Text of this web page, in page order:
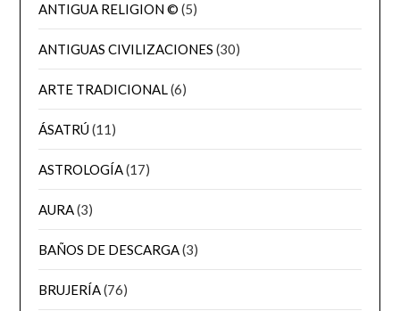
ANTIGUA RELIGION © (5)
ANTIGUAS CIVILIZACIONES (30)
ARTE TRADICIONAL(6)
ÁSATRÚ(11)
ASTROLOGÍA(17)
AURA(3)
BAÑOS DE DESCARGA(3)
BRUJERÍA(76)